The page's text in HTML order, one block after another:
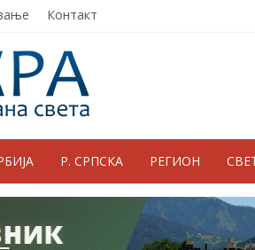
Контакт
Р. СРПСКА РЕГИОН